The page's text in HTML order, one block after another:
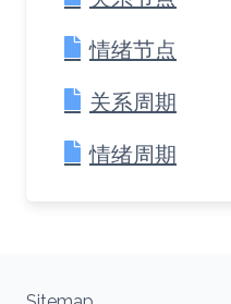
情绪节点
关系周期
情绪周期